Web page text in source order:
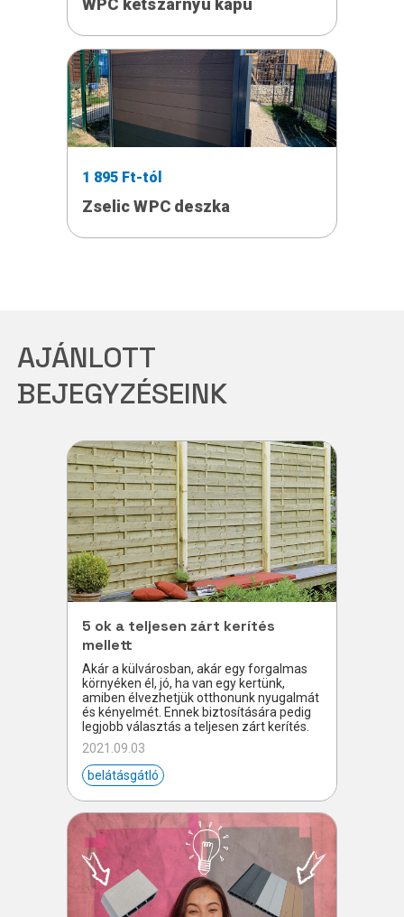
WPC kétszárnyú kapu
1 895 Ft-tól
Zselic WPC deszka
AJÁNLOTT
BEJEGYZÉSEINK
5 ok a teljesen zárt kerítés
mellett
Akár a külvárosban, akár egy forgalmas
környéken él, jó, ha van egy kertünk,
amiben élvezhetjük otthonunk nyugalmát
és kényelmét. Ennek biztosítására pedig
legjobb választás a teljesen zárt kerítés.
2021.09.03
belátásgátló